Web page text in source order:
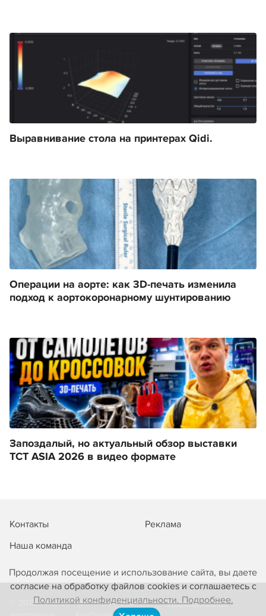
Продолжая посещение и использование сайта, вы даете
согласие на обработку файлов cookies и соглашаетесь с
Политикой конфиденциальности. Подробнее.
Выравнивание стола на принтерах Qidi.
Операции на аорте: как 3D-печать изменила
подход к аортокоронарному шунтированию
Запоздалый, но актуальный обзор выставки
TCT ASIA 2026 в видео формате
Контакты
Реклама
Наша команда
© 2013-2026 3D-принтеры сегодня!
Использование